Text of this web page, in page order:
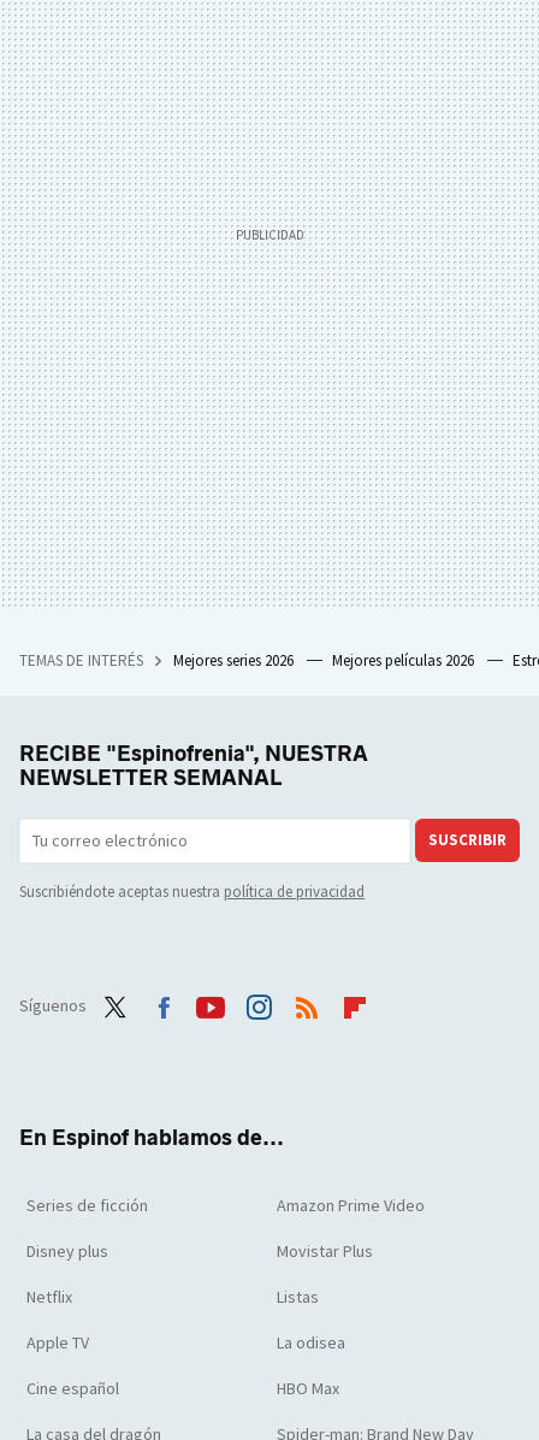
TEMAS DE INTERÉS Mejores series 2026 Mejores películas 2026
RECIBE "Espinofrenia", NUESTRA
NEWSLETTER SEMANAL
SUSCRIBIR
Suscribiéndote aceptas nuestra política de privacidad
Síguenos
En Espinof hablamos de...
Series de ficción Amazon Prime Video
Disney plus Movistar Plus
Netflix Listas
Apple TV La odisea
Cine español HBO Max
La casa del dragón Spider-man: Brand New Day